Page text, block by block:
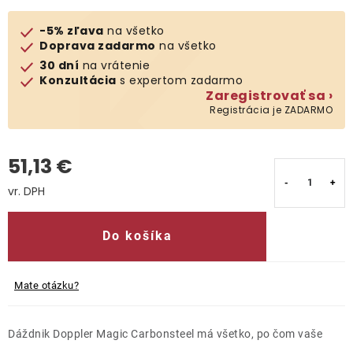
O nás
Kontakty
-5% zľava na všetko
Doprava zadarmo na všetko
30 dní na vrátenie
Konzultácia s expertom zadarmo
Zaregistrovať sa ›
Registrácia je ZADARMO
51,13 €
Do košíka
Mate otázku?
Dáždnik Doppler Magic Carbonsteel má všetko, po čom vaše